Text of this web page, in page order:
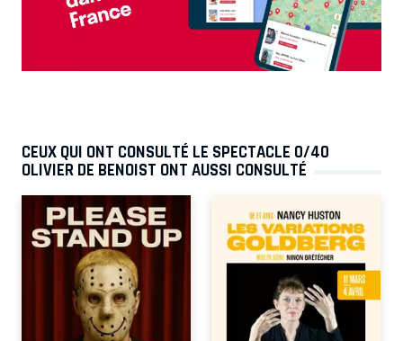
CEUX QUI ONT CONSULTÉ LE SPECTACLE 0/40
OLIVIER DE BENOIST ONT AUSSI CONSULTÉ